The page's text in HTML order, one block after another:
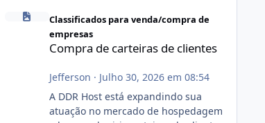
Compra de carteiras de clientes
Classificados para venda/compra de
empresas
Compra de carteiras de clientes
Jefferson · Julho 30, 2026 em 08:54
A DDR Host está expandindo sua
atuação no mercado de hospedagem